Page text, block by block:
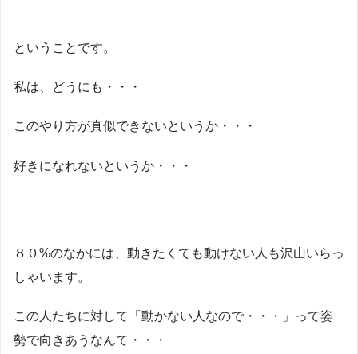
ということです。
私は、どうにも・・・
このやり方が真似できないというか・・・
好きになれないというか・・・
８０%のなかには、動きたくても動けない人も沢山いらっ
しゃいます。
この人たちに対して「動かない人なので・・・」って姿
勢で向きあうなんて・・・